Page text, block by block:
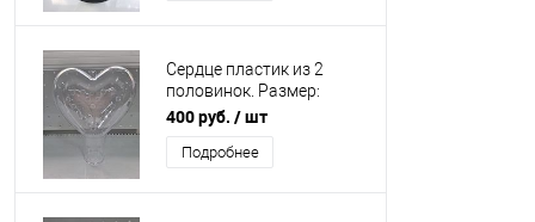
Сердце пластик из 2
половинок. Размер:
Высота 24 см Толщина 10
см Диаметр горлышко 6
см
400 руб. / шт
Подробнее